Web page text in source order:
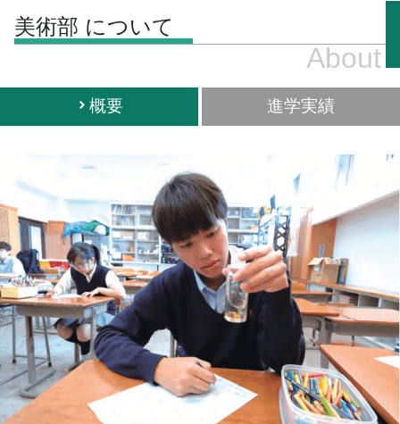
美術部 について
About
概要 進学実績